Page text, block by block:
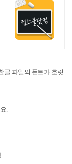
글 파일의 폰트가 흐릿
.